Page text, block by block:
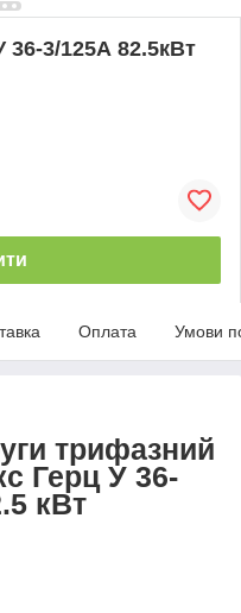
36-3/125А 82.5кВт
Оплата Умови
трифазний
Герц У 36-
кВт